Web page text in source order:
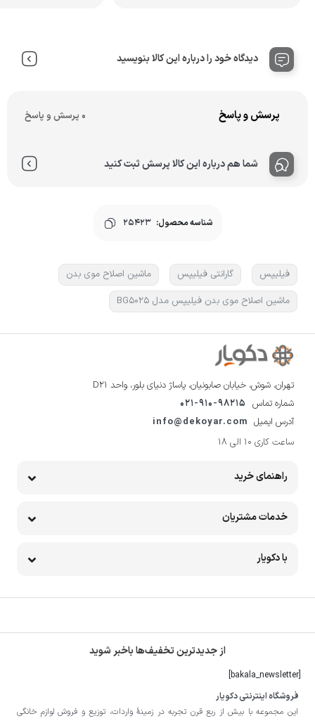
دیدگاه خود را درباره این کالا بنویسید
پرسش و پاسخ 0 پرسش و پاسخ
شما هم درباره این کالا پرسش ثبت کنید
شناسه محصول: 25423
فیلیپس گارانتی فیلیپس
ماشین اصلاح موی بدن
ماشین اصلاح موی بدن فیلیپس مدل BG5025
تهران، شوش، خیابان صابونیان، پاساژ دنیای بلور، واحد D21
شماره تماس 021-910-98215
آدرس ایمیل info@dekoyar.com
ساعت کاری 10 الی 18
راهنمای خرید
خدمات مشتریان
با دکویار
از جدیدترین تخفیف‌ها باخبر شوید
[bakala_newsletter]
فروشگاه اینترنتی دکویار
این مجموعه با بيش از ربع قرن تجربه در زمينۀ واردات، توزيع و فروش لوازم خانگی